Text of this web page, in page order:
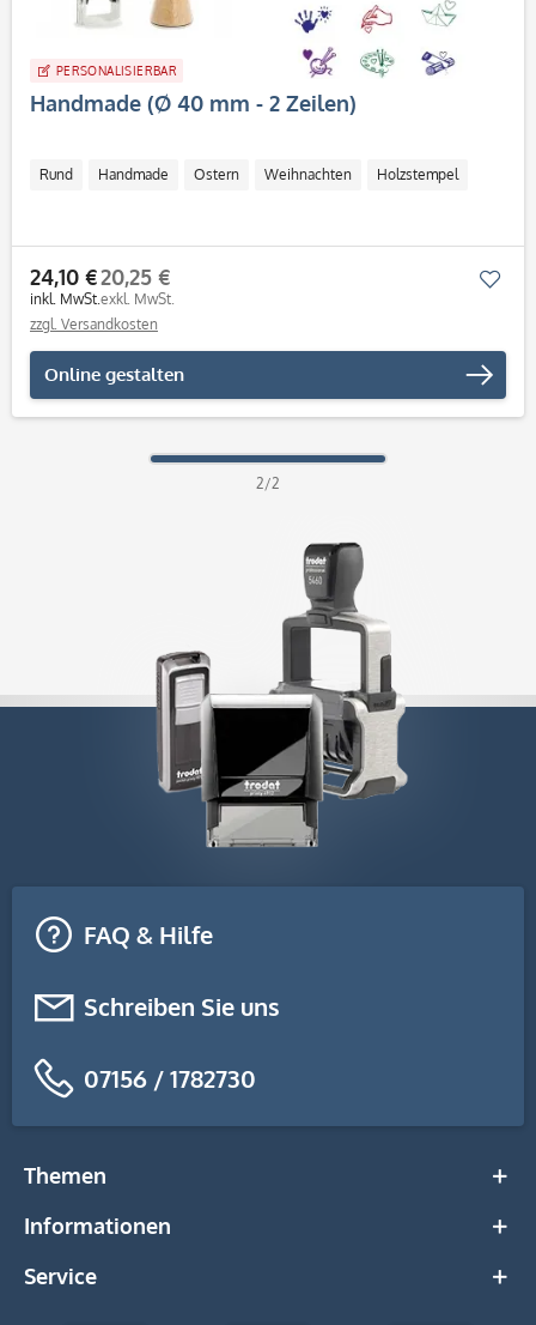
PERSONALISIERBAR
Handmade (Ø 40 mm - 2 Zeilen)
Rund Handmade Ostern Weihnachten Holzstempel
24,10 €
inkl. MwSt.
20,25 €
exkl. MwSt.
zzgl. Versandkosten
Online gestalten
2/2
FAQ & Hilfe
Schreiben Sie uns
07156 / 1782730
Themen
Informationen
Service